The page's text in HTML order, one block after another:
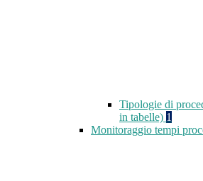
Tipologie di
in tabelle) 1
Monitoraggio tempi